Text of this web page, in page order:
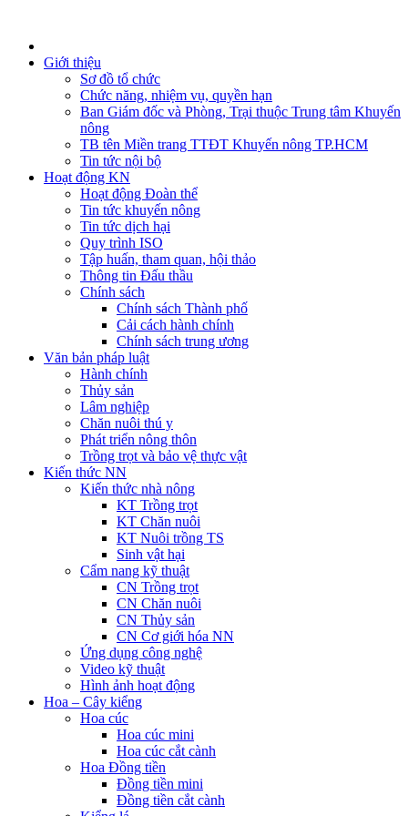
Giới thiệu
Sơ đồ tổ chức
Chức năng, nhiệm vụ, quyền hạn
Ban Giám đốc và Phòng, Trại thuộc Trung tâm Khuyến
nông
TB tên Miền trang TTĐT Khuyến nông TP.HCM
Tin tức nội bộ
Hoạt động KN
Hoạt động Đoàn thể
Tin tức khuyến nông
Tin tức dịch hại
Quy trình ISO
Tập huấn, tham quan, hội thảo
Thông tin Đấu thầu
Chính sách
Chính sách Thành phố
Cải cách hành chính
Chính sách trung ương
Văn bản pháp luật
Hành chính
Thủy sản
Lâm nghiệp
Chăn nuôi thú y
Phát triển nông thôn
Trồng trọt và bảo vệ thực vật
Kiến thức NN
Kiến thức nhà nông
KT Trồng trọt
KT Chăn nuôi
KT Nuôi trồng TS
Sinh vật hại
Cẩm nang kỹ thuật
CN Trồng trọt
CN Chăn nuôi
CN Thủy sản
CN Cơ giới hóa NN
Ứng dụng công nghệ
Video kỹ thuật
Hình ảnh hoạt động
Hoa – Cây kiểng
Hoa cúc
Hoa cúc mini
Hoa cúc cắt cành
Hoa Đồng tiền
Đồng tiền mini
Đồng tiền cắt cành